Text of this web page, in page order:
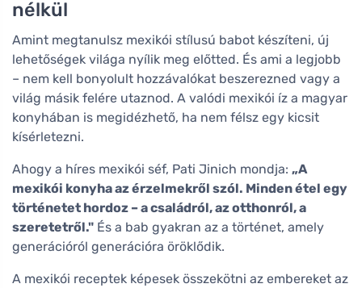
nélkül
Amint megtanulsz mexikói stílusú babot készíteni, új
lehetőségek világa nyílik meg előtted. És ami a legjobb
– nem kell bonyolult hozzávalókat beszerezned vagy a
világ másik felére utaznod. A valódi mexikói íz a magyar
konyhában is megidézhető, ha nem félsz egy kicsit
kísérletezni.
Ahogy a híres mexikói séf, Pati Jinich mondja: „A
mexikói konyha az érzelmekről szól. Minden étel egy
történetet hordoz – a családról, az otthonról, a
szeretetről." És a bab gyakran az a történet, amely
generációról generációra öröklődik.
A mexikói receptek képesek összekötni az embereket az